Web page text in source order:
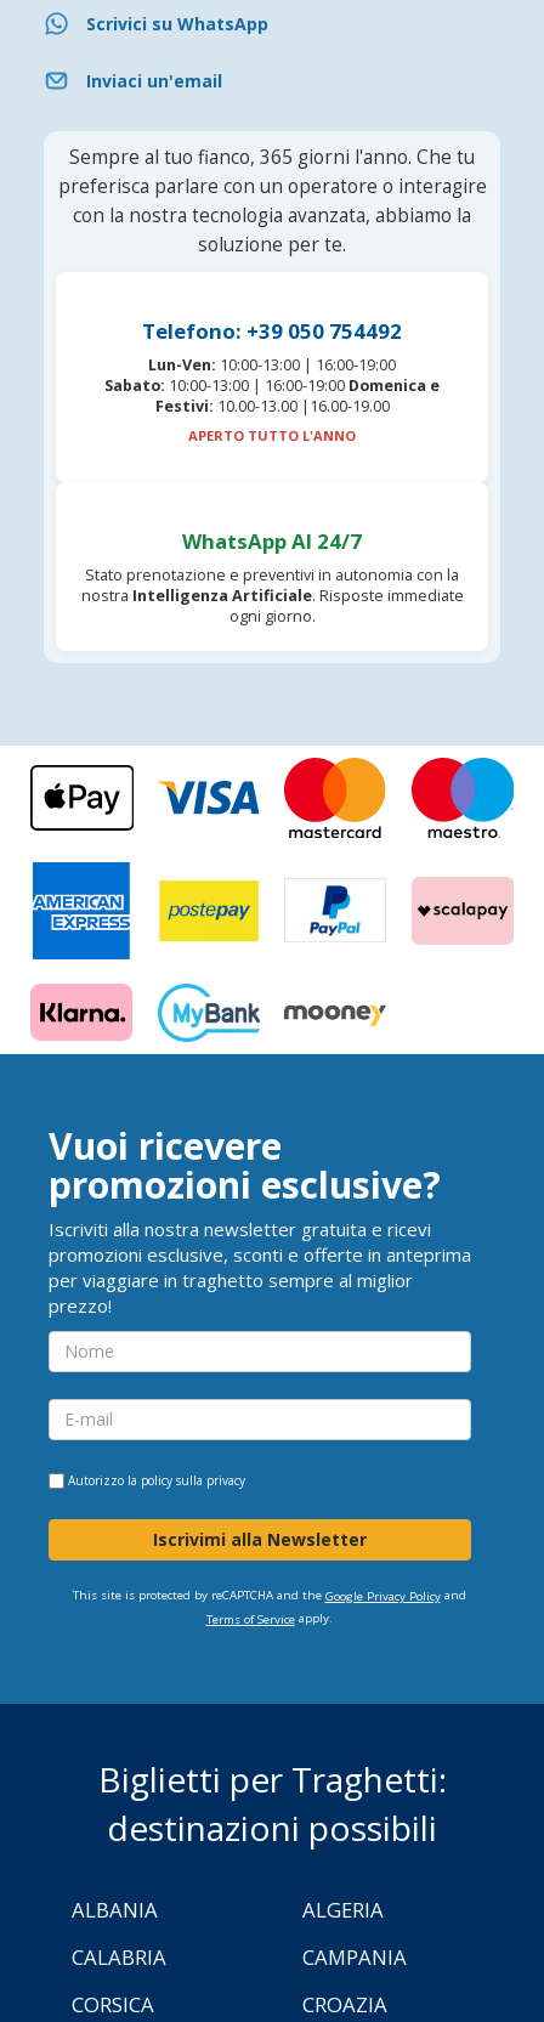
Scrivici su WhatsApp
Inviaci un'email
Sempre al tuo fianco, 365 giorni l'anno. Che tu
preferisca parlare con un operatore o interagire
con la nostra tecnologia avanzata, abbiamo la
soluzione per te.
Telefono: +39 050 754492
Lun-Ven: 10:00-13:00 | 16:00-19:00
Sabato: 10:00-13:00 | 16:00-19:00 Domenica e
Festivi: 10.00-13.00 |16.00-19.00
APERTO TUTTO L'ANNO
WhatsApp AI 24/7
Stato prenotazione e preventivi in autonomia con la
nostra Intelligenza Artificiale. Risposte immediate
ogni giorno.
Vuoi ricevere
promozioni esclusive?
Iscriviti alla nostra newsletter gratuita e ricevi
promozioni esclusive, sconti e offerte in anteprima
per viaggiare in traghetto sempre al miglior
prezzo!
Autorizzo la policy sulla privacy
Iscrivimi alla Newsletter
This site is protected by reCAPTCHA and the Google Privacy Policyand
Terms of Serviceapply.
Biglietti per Traghetti:
destinazioni possibili
ALBANIA
ALGERIA
CALABRIA
CAMPANIA
CORSICA
CROAZIA